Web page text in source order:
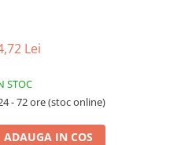
Lei
STOC
- 72 ore (stoc online)
ADAUGA IN COS